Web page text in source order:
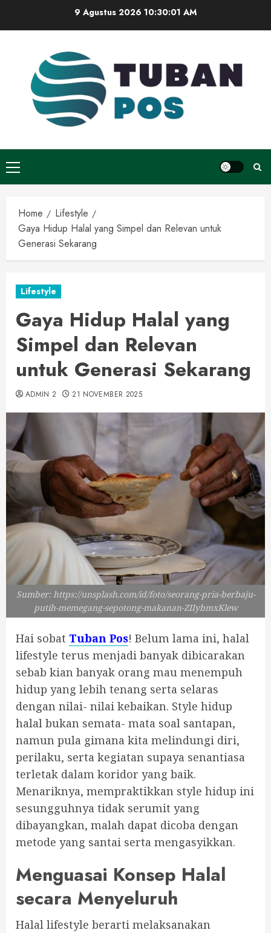
9 Agustus 2026 10:30:02 AM
Primary
Menu
Home
Lifestyle
Gaya Hidup Halal yang Simpel dan Relevan untuk
Generasi Sekarang
Lifestyle
Gaya Hidup Halal yang
Simpel dan Relevan
untuk Generasi Sekarang
ADMIN 2 21 NOVEMBER 2025
Sumber: https://unsplash.com/id/foto/seorang-pria-berbaju-
putih-memegang-sepotong-makanan-ZIIybmxKlew
Hai sobat Tuban Pos! Belum lama ini, halal
lifestyle terus menjadi banyak dibicarakan
sebab kian banyak orang mau menempuh
hidup yang lebih tenang serta selaras
dengan nilai- nilai kebaikan. Style hidup
halal bukan semata- mata soal santapan,
namun pula gimana kita melindungi diri,
perilaku, serta kegiatan supaya senantiasa
terletak dalam koridor yang baik.
Menariknya, mempraktikkan style hidup ini
sesungguhnya tidak serumit yang
dibayangkan, malah dapat dicoba dengan
metode yang santai serta mengasyikkan.
Menguasai Konsep Halal
secara Menyeluruh
Halal lifestyle berarti melaksanakan